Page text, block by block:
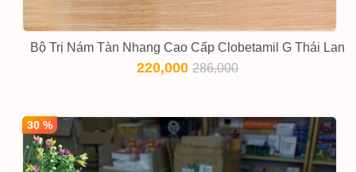
Bộ Trị Nám Tàn Nhang Cao Cấp Clobetamil G Thái Lan
220,000286,000
30 %